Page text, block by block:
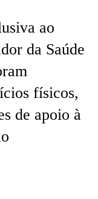
ao
da Saúde
físicos,
de apoio à